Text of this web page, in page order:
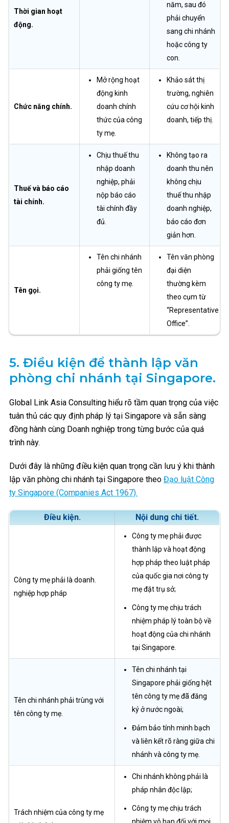
Thời gian hoạt
động.
năm, sau đó
phải chuyển
sang chi nhánh
hoặc công ty
con.
Chức năng chính.
Mở rộng hoạt
động kinh
doanh chính
thức của công
ty mẹ.
Khảo sát thị
trường, nghiên
cứu cơ hội kinh
doanh, tiếp thị.
Thuế và báo cáo
tài chính.
Chịu thuế thu
nhập doanh
nghiệp, phải
nộp báo cáo
tài chính đầy
đủ.
Không tạo ra
doanh thu nên
không chịu
thuế thu nhập
doanh nghiệp,
báo cáo đơn
giản hơn.
Tên gọi.
Tên chi nhánh
phải giống tên
công ty mẹ.
Tên văn phòng
đại diện
thường kèm
theo cụm từ
“Representative
Office”.
5. Điều kiện để thành lập văn
phòng chi nhánh tại Singapore.
Global Link Asia Consulting hiểu rõ tầm quan trọng của việc
tuân thủ các quy định pháp lý tại Singapore và sẵn sàng
đồng hành cùng Doanh nghiệp trong từng bước của quá
trình này.
Dưới đây là những điều kiện quan trọng cần lưu ý khi thành
lập văn phòng chi nhánh tại Singapore theo Đạo luật Công
ty Singapore (Companies Act 1967).
Điều kiện. Nội dung chi tiết.
.Công ty mẹ phải là doanh
nghiệp hợp pháp
Công ty mẹ phải được
thành lập và hoạt động
hợp pháp theo luật pháp
của quốc gia nơi công ty
mẹ đặt trụ sở;
Công ty mẹ chịu trách
nhiệm pháp lý toàn bộ về
hoạt động của chi nhánh
tại Singapore.
Tên chi nhánh phải trùng với
tên công ty mẹ.
Tên chi nhánh tại
Singapore phải giống hệt
tên công ty mẹ đã đăng
ký ở nước ngoài;
Đảm bảo tính minh bạch
và liên kết rõ ràng giữa chi
nhánh và công ty mẹ.
Trách nhiệm của công ty mẹ
Chi nhánh không phải là
pháp nhân độc lập;
Công ty mẹ chịu trách